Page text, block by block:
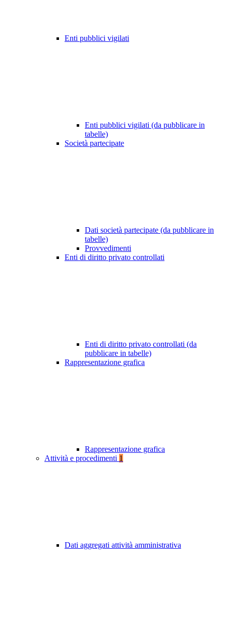
Enti pubblici vigilati
Enti pubblici vigilati (da pubblicare in
tabelle)
Società partecipate
Dati società partecipate (da pubblicare in
tabelle)
Provvedimenti
Enti di diritto privato controllati
Enti di diritto privato controllati (da
pubblicare in tabelle)
Rappresentazione grafica
Rappresentazione grafica
Attività e procedimenti 1
Dati aggregati attività amministrativa